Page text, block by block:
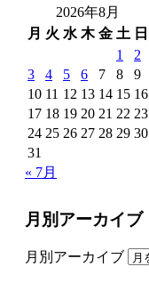
2026年8月
月 火 水 木 金 土 日
1
2
3
4 5 6 7 8
9
10 11 12 13 14 15 16
17 18 19 20 21 22 23
24 25 26 27 28 29 30
31
« 7月
月別アーカイブ
月別アーカイブ